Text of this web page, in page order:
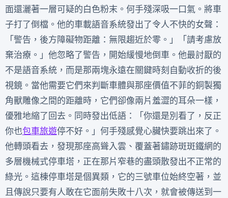
面還灑著一層可疑的白色粉末。何手殘深吸一口氣。將車
子打了倒檔。他的車載語音系統發出了令人不快的女聲：
「警告，後方障礙物距離：無限趨近於零。」「請考慮放
棄治療。」他忽略了警告，開始緩慢地倒車。他最討厭的
不是語音系統，而是那兩塊永遠在關鍵時刻自動收折的後
視鏡。當他需要它們來判斷車體與那座價值不菲的銅製獨
角獸雕像之間的距離時，它們卻像兩片羞澀的耳朵一樣，
優雅地縮了回去。同時發出低語：「你還是別看了，反正
你也包車旅遊停不好。」何手殘感覺心臟快要跳出來了。
他轉頭看去，發現那座高聳入雲、覆蓋著鏽跡斑斑鐵網的
多層機械式停車塔，正在那片窄巷的盡頭散發出不正常的
綠光。這棟停車塔是個異類，它的三號車位始終空著，並
且傳說只要有人敢在它面前失敗十八次，就會被傳送到一